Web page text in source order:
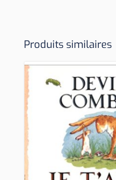
Produits similaires